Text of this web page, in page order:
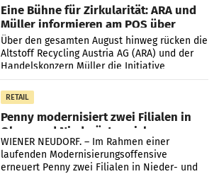
Eine Bühne für Zirkularität: ARA und
Müller informieren am POS über
Kreislauffähigkeit
Über den gesamten August hinweg rücken die
Altstoff Recycling Austria AG (ARA) und der
Handelskonzern Müller die Initiative
„Kreislauf-Helden“ in allen österreichischen
Müller-Filialen
RETAIL
Penny modernisiert zwei Filialen in
Ober- und Niederösterreich
WIENER NEUDORF. – Im Rahmen einer
laufenden Modernisierungsoffensive
erneuert Penny zwei Filialen in Nieder- und